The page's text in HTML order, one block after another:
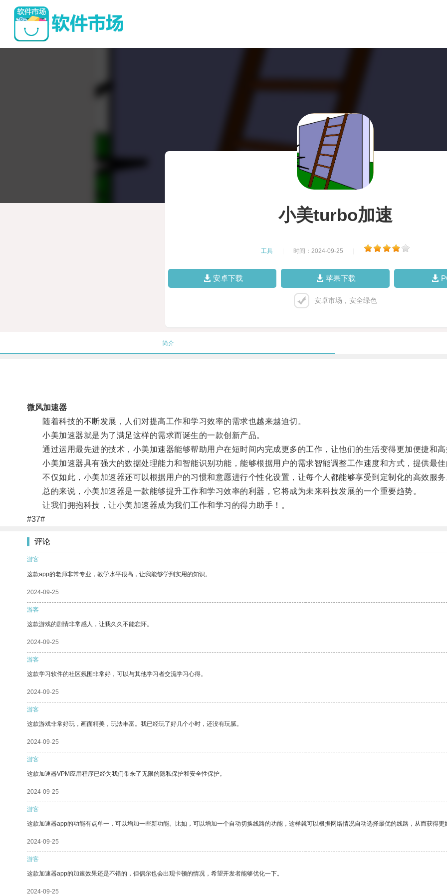
小美turbo加速
工具 时间：2024-09-25
安卓下载 苹果下载
安卓市场，安全绿色
简介
微风加速器
随着科技的不断发展，人们对提高工作和学习效率的需求也越来越迫切。
小美加速器就是为了满足这样的需求而诞生的一款创新产品。
通过运用最先进的技术，小美加速器能够帮助用户在短时间内完成更多的工作，让他们的生活变得更加便捷和高
小美加速器具有强大的数据处理能力和智能识别功能，能够根据用户的需求智能调整工作速度和方式，提供最佳
不仅如此，小美加速器还可以根据用户的习惯和意愿进行个性化设置，让每个人都能够享受到定制化的高效服务
总的来说，小美加速器是一款能够提升工作和学习效率的利器，它将成为未来科技发展的一个重要趋势。
让我们拥抱科技，让小美加速器成为我们工作和学习的得力助手！。
#37#
评论
游客
这款app的老师非常专业，教学水平很高，让我能够学到实用的知识。
2024-09-25
游客
这款游戏的剧情非常感人，让我久久不能忘怀。
2024-09-25
游客
这款学习软件的社区氛围非常好，可以与其他学习者交流学习心得。
2024-09-25
游客
这款游戏非常好玩，画面精美，玩法丰富。我已经玩了好几个小时，还没有玩腻。
2024-09-25
游客
这款加速器VPM应用程序已经为我们带来了无限的隐私保护和安全性保护。
2024-09-25
游客
这款加速器app的功能有点单一，可以增加一些新功能。比如，可以增加一个自动切换线路的功能，这样就可以根据网络情况自动选择最优的线路，从而获得更
2024-09-25
游客
这款加速器app的加速效果还是不错的，但偶尔也会出现卡顿的情况，希望开发者能够优化一下。
2024-09-25